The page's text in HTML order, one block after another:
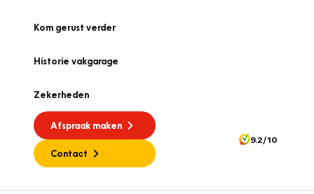
Kom gerust verder
Historie vakgarage
Zekerheden
Afspraak maken
Contact
9.2/10